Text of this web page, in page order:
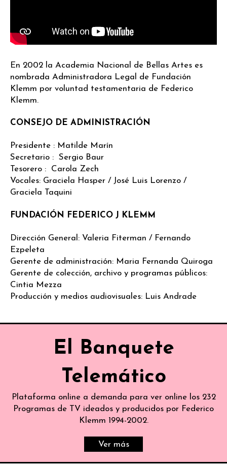
En 2002 la Academia Nacional de Bellas Artes es
nombrada Administradora Legal de Fundación
Klemm por voluntad testamentaria de Federico
Klemm.
CONSEJO DE ADMINISTRACIÓN
Presidente : Matilde Marín
Secretario : Sergio Baur
Tesorero : Carola Zech
Vocales: Graciela Hasper / José Luis Lorenzo /
Graciela Taquini
FUNDACIÓN FEDERICO J KLEMM
Dirección General: Valeria Fiterman / Fernando
Ezpeleta
Gerente de administración: Maria Fernanda Quiroga
Gerente de colección, archivo y programas públicos:
Cintia Mezza
Producción y medios audiovisuales: Luis Andrade
El Banquete
Telemático
Plataforma online a demanda para ver online los 232
Programas de TV ideados y producidos por Federico
Klemm 1994-2002.
Ver más